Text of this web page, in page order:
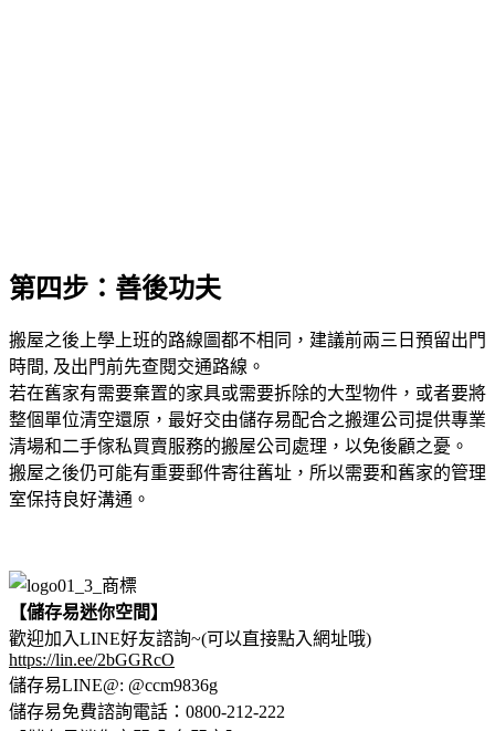
第四步 ：善後功夫
搬屋之後上學上班的路線圖都不相同，建議前兩三日預留出門
時間, 及出門前先查閱交通路線。
若在舊家有需要棄置的家具或需要拆除的大型物件，或者要將
整個單位清空還原，最好交由儲存易配合之搬運公司提供專業
清場和二手傢私買賣服務的搬屋公司處理，以免後顧之憂。
搬屋之後仍可能有重要郵件寄往舊址，所以需要和舊家的管理
室保持良好溝通。
【儲存易迷你空間】
歡迎加入LINE好友諮詢~(可以直接點入網址哦)
https://lin.ee/2bGGRcO
儲存易LINE@: @ccm9836g
儲存易免費諮詢電話：0800-212-222